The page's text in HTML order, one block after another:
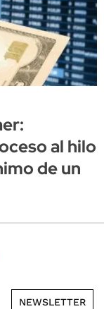
al hilo
de un
NEWSLETTER